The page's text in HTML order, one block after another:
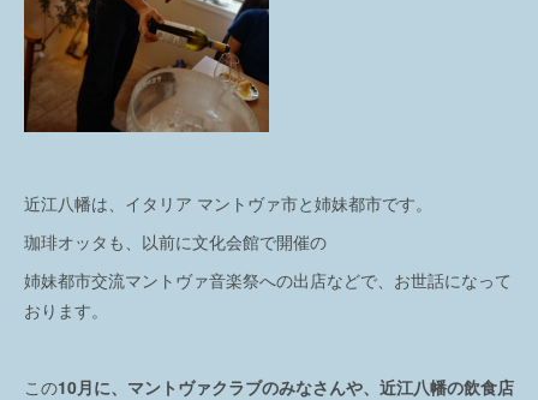
近江八幡は、イタリア マントヴァ市と姉妹都市です。
珈琲オッタも、以前に文化会館で開催の
姉妹都市交流マントヴァ音楽祭への出店などで、お世話になって
おります。
この10月に、マントヴァクラブのみなさんや、近江八幡の飲食店